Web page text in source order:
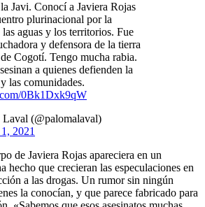
Javi. Conocí a Javiera Rojas
plurinacional por la
las aguas y los territorios. Fue
y defensora de la tierra
Cogotí. Tengo mucha rabia.
a quienes defienden la
las comunidades.
0Bk1Dxk9qW
(@palomalaval)
2021
de Javiera Rojas apareciera en un
hecho que crecieran las especulaciones en
a las drogas. Un rumor sin ningún
la conocían, y que parece fabricado para